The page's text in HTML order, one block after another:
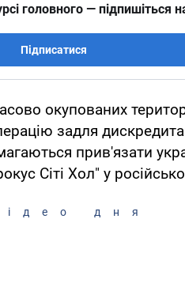
головного — підпишіться
Підписатися
окупованих
задля
прив'язати
Сіті Хол" у
дня